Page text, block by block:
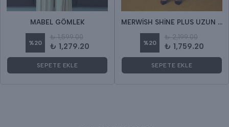
MABEL GÖMLEK
%20
₺ 1,599.00
₺ 1,279.20
SEPETE EKLE
MERWİSH SHİNE PLUS UZUN GÖMLEK
%20
₺ 2,199.00
₺ 1,759.20
SEPETE EKLE